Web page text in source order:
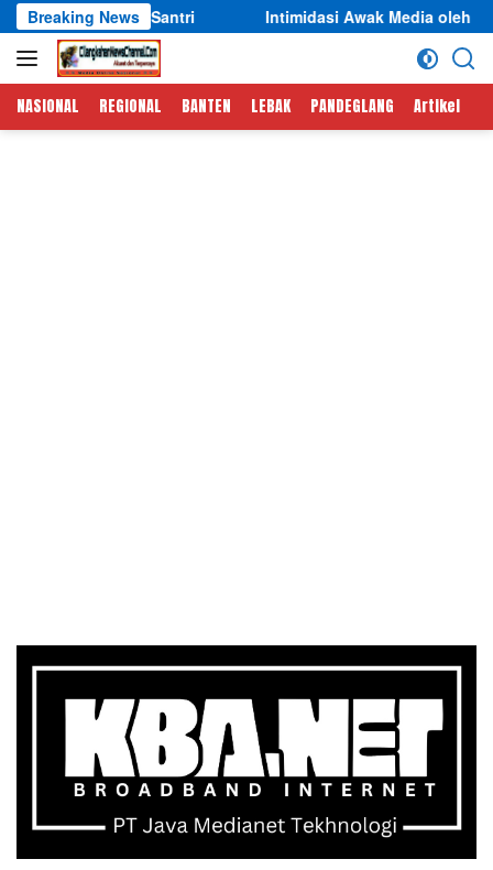
Langsung
ke
konten
Breaking NewsIntimidasi Awak Media oleh Bos Gudang Pupuk di
NASIONAL REGIONAL BANTEN LEBAK PANDEGLANG Artikel